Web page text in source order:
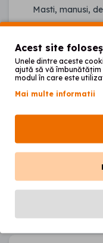
Masti, manusi,
Placi foto &
Printare 3D
Proteze elastice
Sablare
Acest site
Unele dintre aceste
ajută să vă
modul în care este
Mai multe informatii